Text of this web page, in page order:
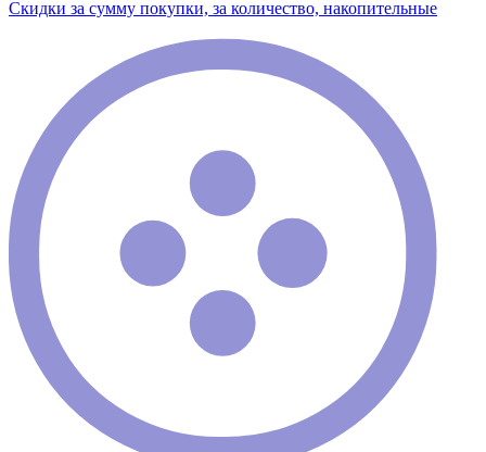
Скидки за сумму покупки, за количество, накопительные